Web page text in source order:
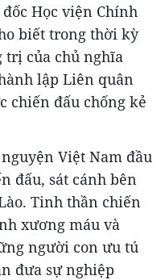
đốc Học viện Chính
biết trong thời kỳ
trị của chủ nghĩa
lập Liên quân
chiến đấu chống kẻ
Việt Nam đầu
đấu, sát cánh bên
Tinh thần chiến
xương máu và
người con ưu tú
đưa sự nghiệp